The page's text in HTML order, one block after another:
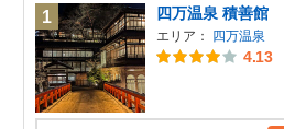
1 四万温泉 積善館
エリア： 四万温泉
4.13